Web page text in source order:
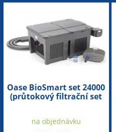
Oase BioSmart set 24000
(průtokový filtrační set
na objednávku